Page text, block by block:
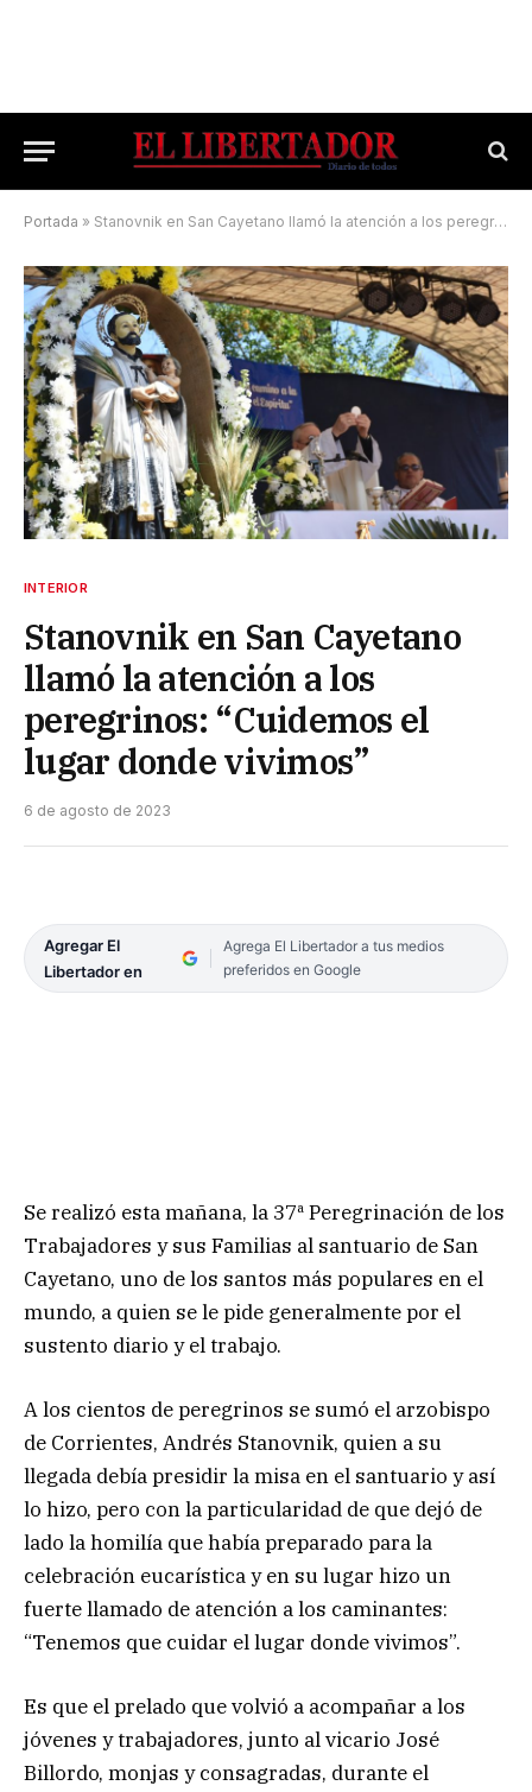
Portada » Stanovnik en San Cayetano llamó la atención a los peregrinos: “Cuidemos el lugar donde vivimos”
INTERIOR
Stanovnik en San Cayetano
llamó la atención a los
peregrinos: “Cuidemos el
lugar donde vivimos”
6 de agosto de 2023
Agregar El
Libertador en
Agrega El Libertador a tus medios
preferidos en Google
Se realizó esta mañana, la 37ª Peregrinación de los
Trabajadores y sus Familias al santuario de San
Cayetano, uno de los santos más populares en el
mundo, a quien se le pide generalmente por el
sustento diario y el trabajo.
A los cientos de peregrinos se sumó el arzobispo
de Corrientes, Andrés Stanovnik, quien a su
llegada debía presidir la misa en el santuario y así
lo hizo, pero con la particularidad de que dejó de
lado la homilía que había preparado para la
celebración eucarística y en su lugar hizo un
fuerte llamado de atención a los caminantes:
“Tenemos que cuidar el lugar donde vivimos”.
Es que el prelado que volvió a acompañar a los
jóvenes y trabajadores, junto al vicario José
Billordo, monjas y consagradas, durante el